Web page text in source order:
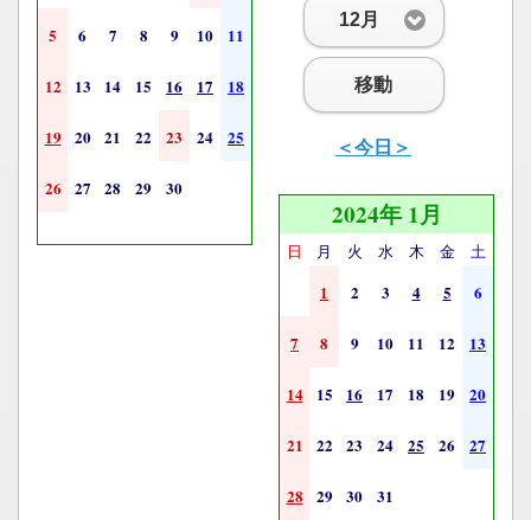
12月
移動
＜今日＞
5 6 7 8 9 10 11
12 13 14 15 16 17 18
19 20 21 22 23 24 25
26 27 28 29 30
2024年 1月
日 月 火 水 木 金 土
1 2 3 4 5 6
7 8 9 10 11 12 13
14 15 16 17 18 19 20
21 22 23 24 25 26 27
28 29 30 31